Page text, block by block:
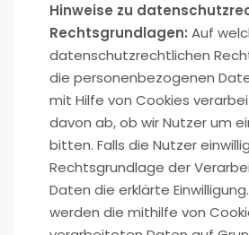
Hinweise zu
Rechtsgrundlagen: Auf
datenschutzrechtlichen
die personenbezogenen
mit Hilfe von Cookies
davon ab, ob wir Nutzer um
bitten. Falls die Nutzer
Rechtsgrundlage der
Daten die erklärte
werden die mithilfe von